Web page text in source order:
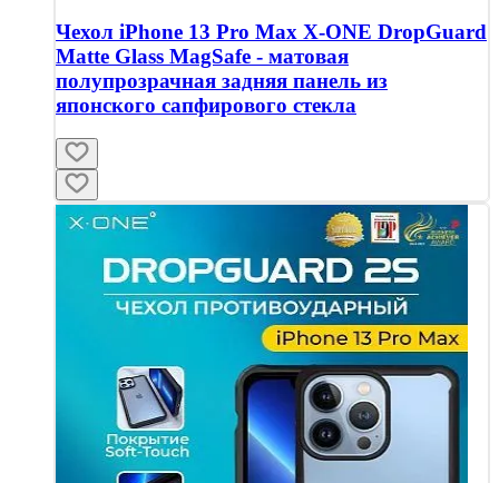
Чехол iPhone 13 Pro Max X-ONE DropGuard
Matte Glass MagSafe - матовая
полупрозрачная задняя панель из
японского сапфирового стекла